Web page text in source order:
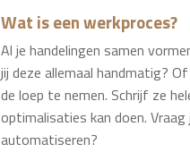
Wat is een werkproces?
Al je handelingen samen
jij deze allemaal handmatig?
de loep te nemen. Schrijf ze
optimalisaties kan doen.
automatiseren?